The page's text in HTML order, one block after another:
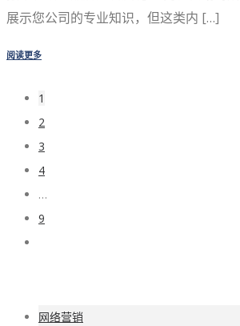
展示您公司的专业知识，但这类内 […]
阅读更多
1
2
3
4
…
9
网络营销